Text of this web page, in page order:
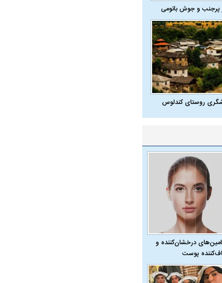
و جوش باتومی
روستای کندلوس
درخشان‌کننده و
پوست